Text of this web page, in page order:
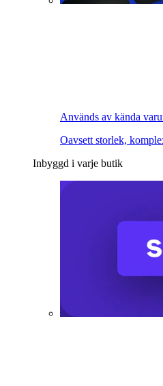
Används av kända
Oavsett storlek,
Inbyggd i varje butik